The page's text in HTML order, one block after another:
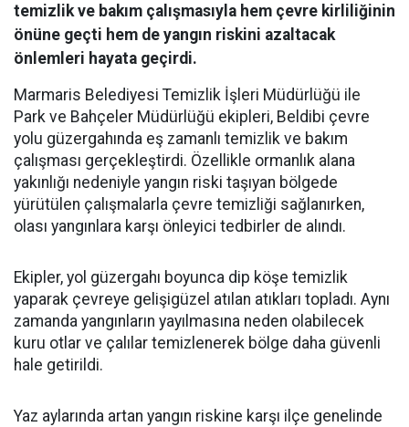
temizlik ve bakım çalışmasıyla hem çevre kirliliğinin
önüne geçti hem de yangın riskini azaltacak
önlemleri hayata geçirdi.
Marmaris Belediyesi Temizlik İşleri Müdürlüğü ile
Park ve Bahçeler Müdürlüğü ekipleri, Beldibi çevre
yolu güzergahında eş zamanlı temizlik ve bakım
çalışması gerçekleştirdi. Özellikle ormanlık alana
yakınlığı nedeniyle yangın riski taşıyan bölgede
yürütülen çalışmalarla çevre temizliği sağlanırken,
olası yangınlara karşı önleyici tedbirler de alındı.
Ekipler, yol güzergahı boyunca dip köşe temizlik
yaparak çevreye gelişigüzel atılan atıkları topladı. Aynı
zamanda yangınların yayılmasına neden olabilecek
kuru otlar ve çalılar temizlenerek bölge daha güvenli
hale getirildi.
Yaz aylarında artan yangın riskine karşı ilçe genelinde